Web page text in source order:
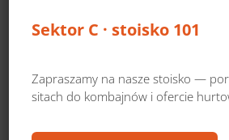
Sektor C · stoisko 101
Zapraszamy na nasze stoisko —
sitach do kombajnów i ofercie